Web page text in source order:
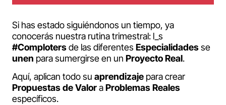
Si has estado siguiéndonos un tiempo, ya
conocerás nuestra rutina trimestral: l_s
#Complotersde las diferentes Especialidadesse
unen para sumergirse en un ProyectoReal.
Aquí, aplican todo su aprendizaje para crear
PropuestasdeValoraProblemasReales
específicos.